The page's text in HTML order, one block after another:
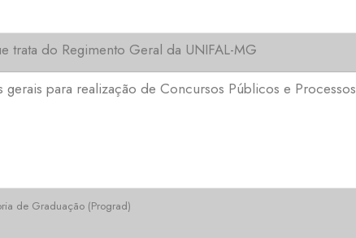
trata do Regimento Geral da UNIFAL-MG
gerais para realização de Concursos Públicos e Processos
de Graduação (Prograd)